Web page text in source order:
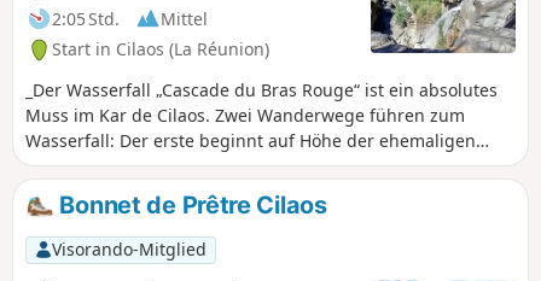
2:05 Std.
Mittel
Start in Cilaos (La Réunion)
_Der Wasserfall „Cascade du Bras Rouge“ ist ein absolutes
Muss im Kar de Cilaos. Zwei Wanderwege führen zum
Wasserfall: Der erste beginnt auf Höhe der ehemaligen
Thermen und der zweite am Ausgangspunkt des Taïbit-
Wanderwegs. Diese Route ist die erste der beiden. Sie ist
leicht und familienfreundlich und bietet schöne Ausblicke
auf den westlichen Teil des Kar. Sie ist ein großer Klassiker
von Cilaos und sehr gut besucht!
Bonnet de Prêtre Cilaos
Visorando-Mitglied